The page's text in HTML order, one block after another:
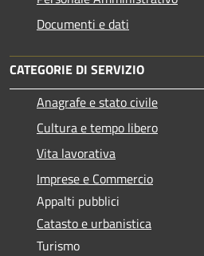
Documenti e dati
CATEGORIE DI SERVIZIO
Anagrafe e stato civile
Cultura e tempo libero
Vita lavorativa
Imprese e Commercio
Appalti pubblici
Catasto e urbanistica
Turismo